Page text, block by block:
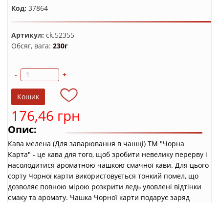
Код: 37864
Артикул: ck.52355
Обсяг, вага: 230г
- +
176,46 грн
Опис:
Кава мелена (Для заварювання в чашці) ТМ "Чорна
Карта" - це кава для того, щоб зробити невелику перерву і
насолодитися ароматною чашкою смачної кави. Для цього
сорту Чорної карти використовується тонкий помел, що
дозволяє повною мірою розкрити ледь уловлені відтінки
смаку та аромату. Чашка Чорної карти подарує заряд